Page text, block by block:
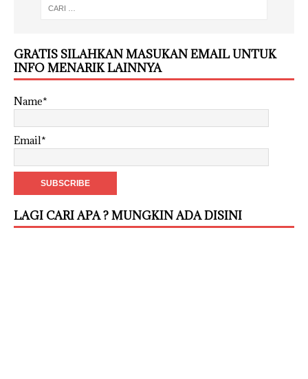
GRATIS SILAHKAN MASUKAN EMAIL UNTUK
INFO MENARIK LAINNYA
Name*
Email*
LAGI CARI APA ? MUNGKIN ADA DISINI